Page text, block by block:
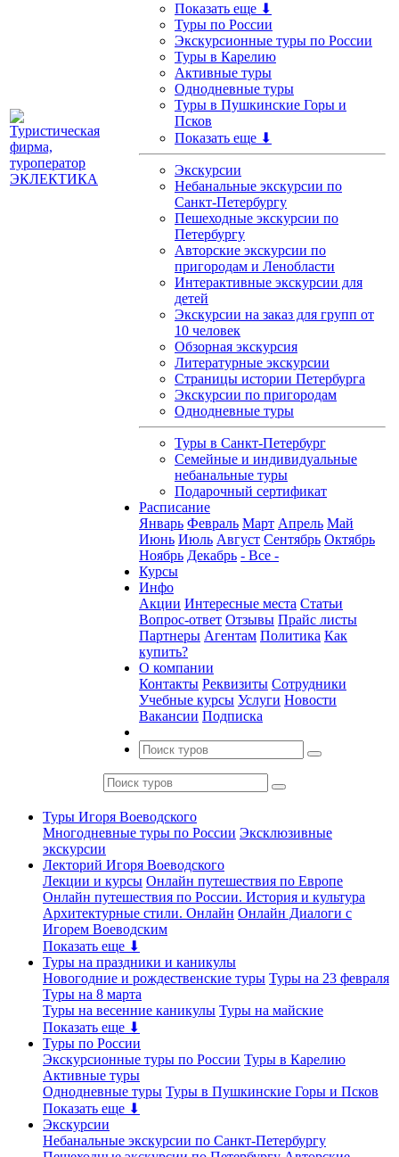
Показать еще ⬇
Туры по России
Экскурсионные туры по России
Туры в Карелию
Активные туры
Однодневные туры
Туры в Пушкинские Горы и
Псков
Показать еще ⬇
Экскурсии
Небанальные экскурсии по
Санкт-Петербургу
Пешеходные экскурсии по
Петербургу
Авторские экскурсии по
пригородам и Ленобласти
Интерактивные экскурсии для
детей
Экскурсии на заказ для групп от
10 человек
Обзорная экскурсия
Литературные экскурсии
Страницы истории Петербурга
Экскурсии по пригородам
Однодневные туры
Туры в Санкт-Петербург
Семейные и индивидуальные
небанальные туры
Подарочный сертификат
Расписание
Январь Февраль Март Апрель Май
Июнь Июль Август Сентябрь Октябрь
Ноябрь Декабрь - Все -
Курсы
Инфо
Акции Интересные места Статьи
Вопрос-ответ Отзывы Прайс листы
Партнеры Агентам Политика Как
купить?
О компании
Контакты Реквизиты Сотрудники
Учебные курсы Услуги Новости
Вакансии Подписка
Туры Игоря Воеводского
Многодневные туры по России Эксклюзивные
экскурсии
Лекторий Игоря Воеводского
Лекции и курсы Онлайн путешествия по Европе
Онлайн путешествия по России. История и культура
Архитектурные стили. Онлайн Онлайн Диалоги с
Игорем Воеводским
Показать еще ⬇
Туры на праздники и каникулы
Новогодние и рождественские туры Туры на 23 февраля
Туры на 8 марта
Туры на весенние каникулы Туры на майские
Показать еще ⬇
Туры по России
Экскурсионные туры по России Туры в Карелию
Активные туры
Однодневные туры Туры в Пушкинские Горы и Псков
Показать еще ⬇
Экскурсии
Небанальные экскурсии по Санкт-Петербургу